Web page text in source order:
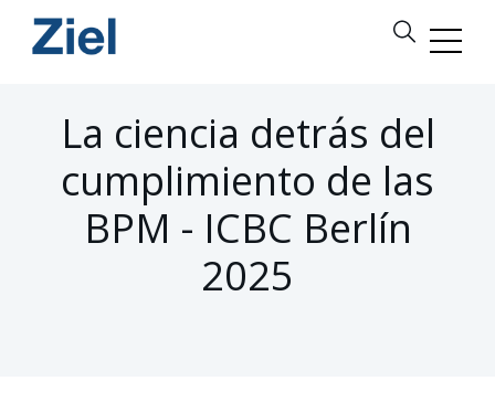
La ciencia detrás del
cumplimiento de las
BPM - ICBC Berlín
2025